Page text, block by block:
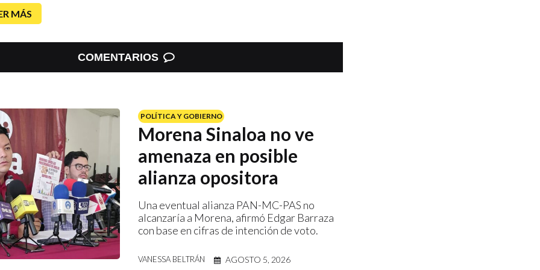
MÁS
COMENTARIOS
POLÍTICA Y GOBIERNO
Morena Sinaloa no ve
amenaza en posible
alianza opositora
Una eventual alianza PAN-MC-PAS no
alcanzaría a Morena, afirmó Edgar Barraza
con base en cifras de intención de voto.
VANESSA BELTRÁN AGOSTO 5, 2026